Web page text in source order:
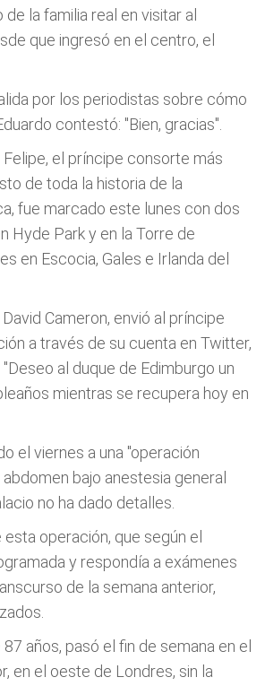
la familia real en visitar al
que ingresó en el centro, el
por los periodistas sobre cómo
contestó: "Bien, gracias".
el príncipe consorte más
de toda la historia de la
fue marcado este lunes con dos
Hyde Park y en la Torre de
en Escocia, Gales e Irlanda del
Cameron, envió al príncipe
a través de su cuenta en Twitter,
al duque de Edimburgo un
mientras se recupera hoy en
el viernes a una "operación
bajo anestesia general
no ha dado detalles.
operación, que según el
y respondía a exámenes
de la semana anterior,
años, pasó el fin de semana en el
en el oeste de Londres, sin la